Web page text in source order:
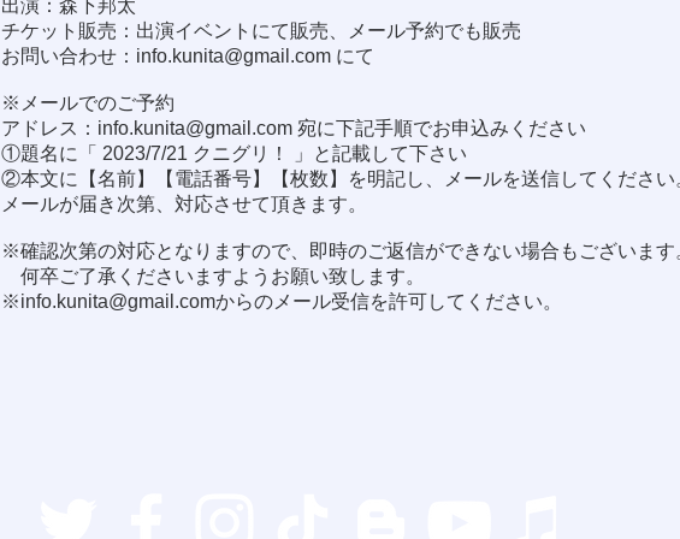
出演：森下邦太
チケット販売：出演イベントにて販売、メール予約でも販売
お問い合わせ： info.kunita@gmail.com にて
※メールでのご予約
アドレス： info.kunita@gmail.com 宛に下記手順でお申込みください
①題名に「 2023/7/21 クニグリ！ 」と記載して下さい
②本文に【名前】【電話番号】【枚数】を明記し、メールを送信してください
メールが届き次第、対応させて頂きます。
※確認次第の対応となりますので、即時のご返信ができない場合もございます
何卒ご了承くださいますようお願い致します。
※info.kunita@gmail.comからのメール受信を許可してください。